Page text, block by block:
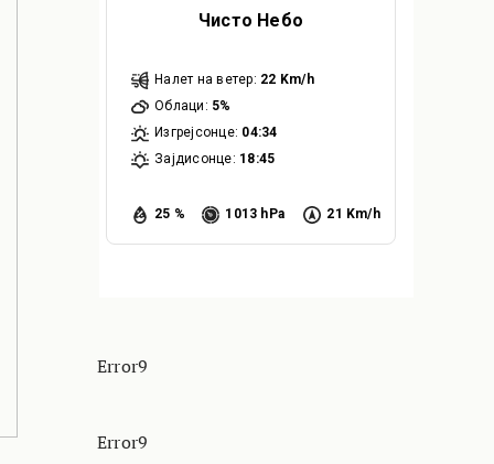
Чисто Небо
25 % 1013 hPa 21 Km/h
Налет на ветер: 22 Km/h
Облаци: 5%
Изгрејсонце: 04:34
Зајдисонце: 18:45
Error9
Error9